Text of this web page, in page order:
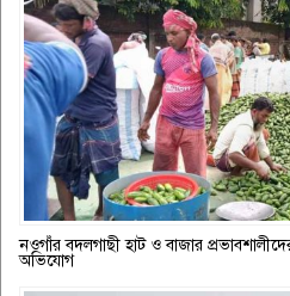
নওগাঁর বদলগাছী হাট ও বাজার
অভিযোগ